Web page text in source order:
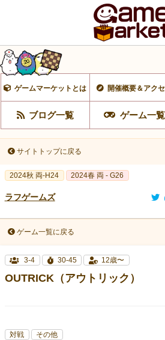
ゲームマーケットとは 開催概要＆アク
ブログ一覧 ゲーム一覧
サイトトップに戻る
2024秋 両-H24 2024春 両 - G26
ラフゲームズ
ゲーム一覧に戻る
3-4 30-45 12歳〜
OUTRICK（アウトリック）
対戦 その他